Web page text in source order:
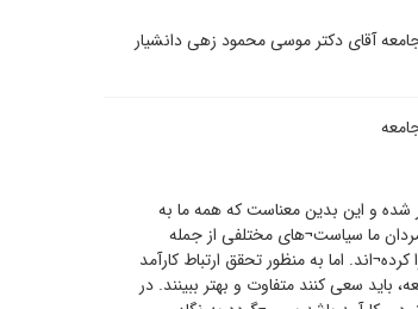
آقای دکتر موسی محمود زهی دانشیار
شده و این بدین معناست که همه ما به
ما سیاست¬های مختلفی از جمله
اما به منظور تحقق ارتباط کارآمد
باید سعی کنند متفاوت و بهتر ببینند. در